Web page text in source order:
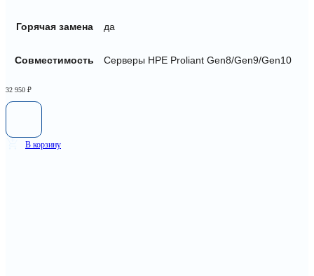
Горячая замена да
Совместимость Серверы HPE Proliant Gen8/Gen9/Gen10
32 950 ₽
В корзину